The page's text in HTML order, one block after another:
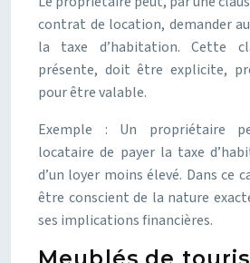
contrat de location, demander
la taxe d’habitation. Cette
présente, doit être explicite,
pour être valable.
Exemple : Un propriétaire
locataire de payer la taxe
d’un loyer moins élevé. Dans ce
être conscient de la nature
ses implications financières.